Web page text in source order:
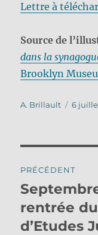
Lettre à
Source de
dans la
Brooklyn
Auteur
A. Brillault
Publié
6
de
l’article
PRÉCÉDENT
Publication
précédente :
rentrée
d’Etudes